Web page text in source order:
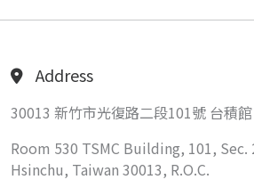
Address
30013 新竹市光復路二段101號 台積
Room 530 TSMC Building, 101, Sec.
Hsinchu, Taiwan 30013, R.O.C.